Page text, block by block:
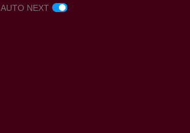
AUTO NEXT